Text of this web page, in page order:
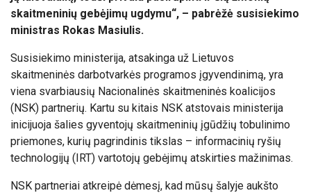
skaitmeninių gebėjimų ugdymu“, – pabrėžė susisiekimo
ministras Rokas Masiulis.
Susisiekimo ministerija, atsakinga už Lietuvos
skaitmeninės darbotvarkės programos įgyvendinimą, yra
viena svarbiausių Nacionalinės skaitmeninės koalicijos
(NSK) partnerių. Kartu su kitais NSK atstovais ministerija
inicijuoja šalies gyventojų skaitmeninių įgūdžių tobulinimo
priemones, kurių pagrindinis tikslas – informacinių ryšių
technologijų (IRT) vartotojų gebėjimų atskirties mažinimas.
NSK partneriai atkreipė dėmesį, kad mūsų šalyje aukšto